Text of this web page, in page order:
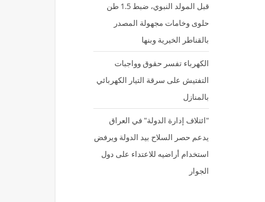
قبل المولد النبوي، ضبط 1.5 طن
حلوى وخامات مجهولة المصدر
بالقناطر الخيرية وبنها
الكهرباء تفسر حقوق وواجبات
التفتيش على سرقة التيار الكهربائي
بالمنازل
"ائتلاف إدارة الدولة" في العراق
يدعم حصر السلاح بيد الدولة ويرفض
استخدام أراضيه للاعتداء على دول
الجوار